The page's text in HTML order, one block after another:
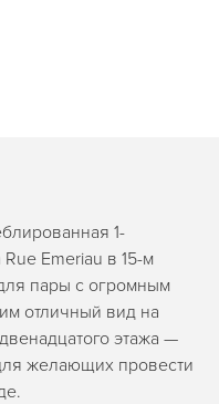
1-
Rue Emeriau в 15-м
пары с огромным
отличный вид на
этажа —
желающих провести